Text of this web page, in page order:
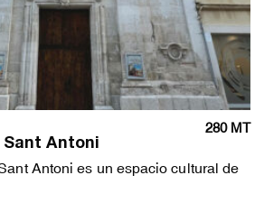
280 MT
Antoni
Antoni es un espacio cultural de